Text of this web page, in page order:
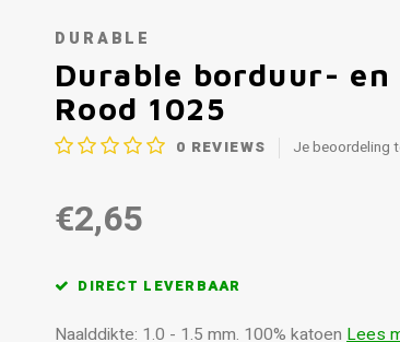
DURABLE
Durable borduur-
Rood 1025
0 REVIEWS Je beoordeling
€2,65
DIRECT LEVERBAAR
Naalddikte: 1.0 - 1.5 mm. 100% katoen Lees